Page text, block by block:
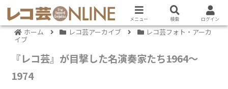
ホーム レコ芸アーカイブ レコ芸フォト・アーカ
イブ
『レコ芸』が目撃した名演奏家たち――1964～
1974
メニュー 検索 ログイン